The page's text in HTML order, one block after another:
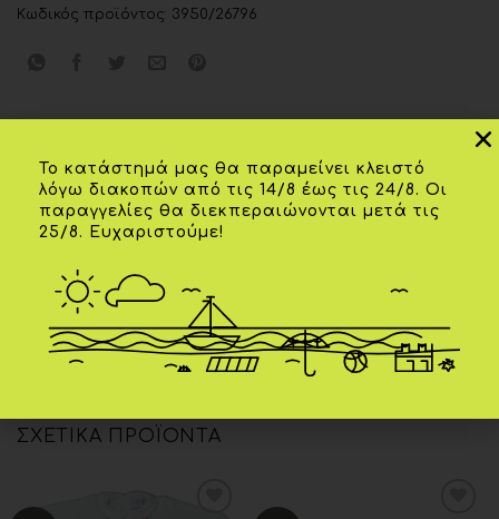
Κωδικός προϊόντος: 3950/26796
Επιπλέον πληροφορίες
ΗΛΙΚΊΑ 03 ετών
08 ετών,09 ετών
ΧΡΏΜΑ Λαχανί
ΣΧΕΤΙΚΆ ΠΡΟΪΌΝΤΑ
Το κατάστημά μας θα παραμείνει κλειστό
λόγω διακοπών από τις 14/8 έως τις 24/8. Οι
παραγγελίες θα διεκπεραιώνονται μετά τις
25/8. Ευχαριστούμε!